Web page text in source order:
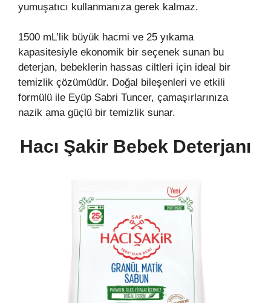
yumuşatıcı kullanmanıza gerek kalmaz.
1500 mL’lik büyük hacmi ve 25 yıkama
kapasitesiyle ekonomik bir seçenek sunan bu
deterjan, bebeklerin hassas ciltleri için ideal bir
temizlik çözümüdür. Doğal bileşenleri ve etkili
formülü ile Eyüp Sabri Tuncer, çamaşırlarınıza
nazik ama güçlü bir temizlik sunar.
Hacı Şakir Bebek Deterjanı